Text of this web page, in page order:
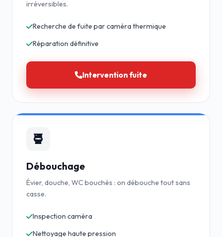
irréversibles.
Recherche de fuite par caméra thermique
Réparation définitive
Intervention fuite
Débouchage
Évier, douche, WC bouchés : on débouche tout sans
casse.
Inspection caméra
Nettoyage haute pression